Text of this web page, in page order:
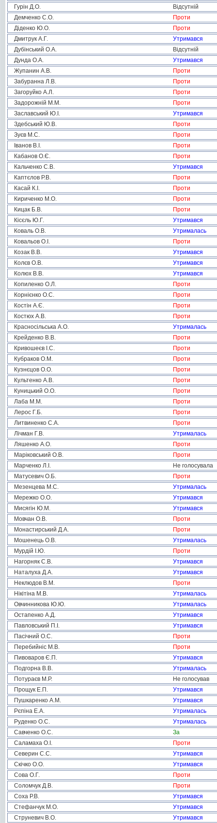
Гурін Д.О.
Відсутній
Демченко С.О.
Проти
Діденко Ю.О.
Проти
Дмитрук А.Г.
Утримався
Дубінський О.А.
Відсутній
Дунда О.А.
Утримався
Жупанин А.В.
Проти
Забуранна Л.В.
Проти
Загоруйко А.Л.
Проти
Задорожній М.М.
Проти
Заславський Ю.І.
Утримався
Здебський Ю.В.
Проти
Зуєв М.С.
Проти
Іванов В.І.
Проти
Кабанов О.Є.
Проти
Кальченко С.В.
Утримався
Каптєлов Р.В.
Проти
Касай К.І.
Проти
Кириченко М.О.
Проти
Кицак Б.В.
Проти
Кісєль Ю.Г.
Утримався
Коваль О.В.
Утрималась
Ковальов О.І.
Проти
Козак В.В.
Утримався
Колєв О.В.
Утримався
Колюх В.В.
Утримався
Копиленко О.Л.
Проти
Корнієнко О.С.
Проти
Костін А.Є.
Проти
Костюх А.В.
Проти
Красносільська А.О.
Утрималась
Крейденко В.В.
Проти
Кривошеєв І.С.
Проти
Кубраков О.М.
Проти
Кузнєцов О.О.
Проти
Культенко А.В.
Проти
Куницький О.О.
Проти
Лаба М.М.
Проти
Лерос Г.Б.
Проти
Литвиненко С.А.
Проти
Лічман Г.В.
Утрималась
Ляшенко А.О.
Проти
Маріковський О.В.
Проти
Марченко Л.І.
Не голосувала
Матусевич О.Б.
Проти
Мезенцева М.С.
Утрималась
Мережко О.О.
Утримався
Мисягін Ю.М.
Утримався
Мовчан О.В.
Проти
Монастирський Д.А.
Проти
Мошенець О.В.
Утрималась
Мурдій І.Ю.
Проти
Нагорняк С.В.
Утримався
Наталуха Д.А.
Утримався
Неклюдов В.М.
Проти
Нікітіна М.В.
Утрималась
Овчинникова Ю.Ю.
Утрималась
Остапенко А.Д.
Утримався
Павловський П.І.
Утримався
Пасічний О.С.
Проти
Перебийніс М.В.
Проти
Пивоваров Є.П.
Утримався
Подгорна В.В.
Утрималась
Потураєв М.Р.
Не голосував
Прощук Е.П.
Утримався
Пушкаренко А.М.
Утримався
Рєпіна Е.А.
Утрималась
Руденко О.С.
Утрималась
Савченко О.С.
За
Саламаха О.І.
Проти
Северин С.С.
Утримався
Скічко О.О.
Утримався
Сова О.Г.
Проти
Соломчук Д.В.
Проти
Соха Р.В.
Утримався
Стефанчук М.О.
Утримався
Струневич В.О.
Утримався